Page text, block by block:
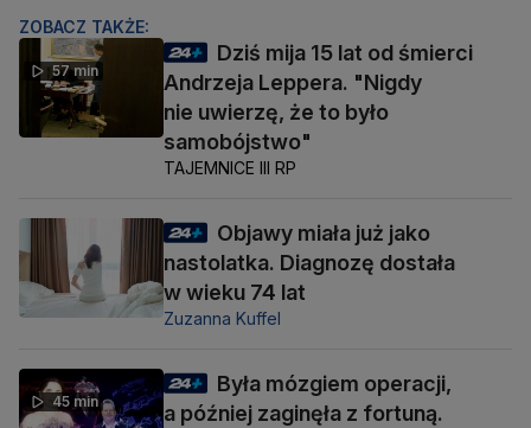
ZOBACZ TAKŻE:
57 min
Dziś mija 15 lat od śmierci
Andrzeja Leppera. "Nigdy
nie uwierzę, że to było
samobójstwo"
TAJEMNICE III RP
Objawy miała już jako
nastolatka. Diagnozę dostała
w wieku 74 lat
Zuzanna Kuffel
45 min
Była mózgiem operacji,
a później zaginęła z fortuną.